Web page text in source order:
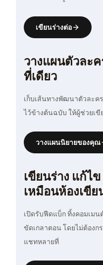
เขียนร่างต่อ
วางแผนตัวละ
ที่เดียว
เก็บเส้นทางพัฒนาตัวละค
ไว้ข้างต้นฉบับ ให้ผู้ช่วยเขี
วางแผนนิยายของคุณ
เขียนร่าง แก้ไ
เหมือนห้องเขีย
เปิดรับฟีดแบ็ก ทิ้งคอมเม
ขัดเกลาตอน โดยไม่ต้องก
แชทหลายที่